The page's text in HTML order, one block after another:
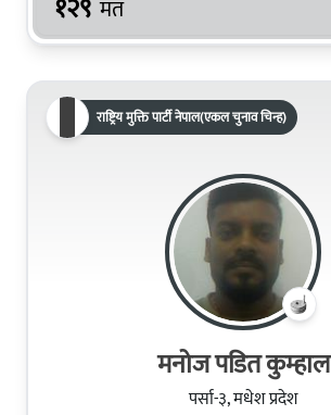
मत
राष्ट्रिय मुक्ति पार्टी नेपाल(एकल चुनाव चिन्ह)
मनोज पडित कुम्हाल
पर्सा-३, मधेश प्रदेश